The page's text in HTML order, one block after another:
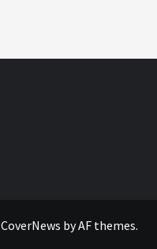
CoverNews by AF themes.